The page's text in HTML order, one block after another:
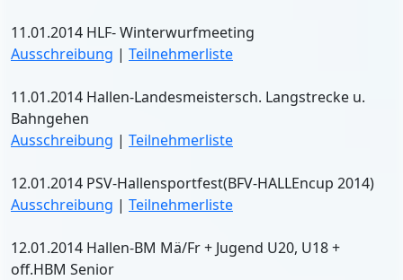
11.01.2014 HLF- Winterwurfmeeting
Ausschreibung | Teilnehmerliste
11.01.2014 Hallen-Landesmeistersch. Langstrecke u.
Bahngehen
Ausschreibung | Teilnehmerliste
12.01.2014 PSV-Hallensportfest(BFV-HALLEncup 2014)
Ausschreibung | Teilnehmerliste
12.01.2014 Hallen-BM Mä/Fr + Jugend U20, U18 +
off.HBM Senior